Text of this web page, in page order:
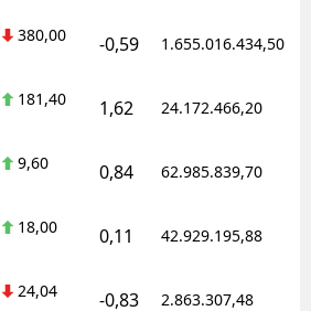
380,00 -0,59 1.655.016.434,50
181,40 1,62 24.172.466,20
9,60 0,84 62.985.839,70
18,00 0,11 42.929.195,88
24,04 -0,83 2.863.307,48